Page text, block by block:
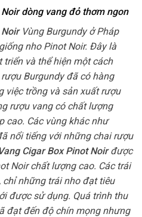
dòng vang đỏ thơm ngon
Noir Vùng Burgundy ở Pháp
nho Pinot Noir. Đây là
và thể hiện một cách
Burgundy đã có hàng
việc trồng và sản xuất rượu
rượu vang có chất lượng
cao. Các vùng khác như
nổi tiếng với những chai rượu
Cigar Box Pinot Noirđược
Noir chất lượng cao. Các trái
những trái nho đạt tiêu
được sử dụng. Quá trình thu
đạt đến độ chín mọng nhưng